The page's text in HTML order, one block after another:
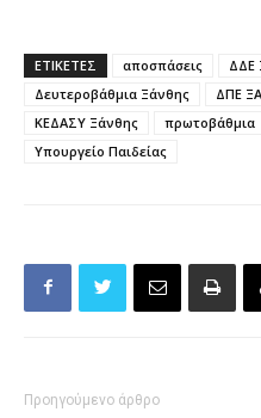
ΕΤΙΚΕΤΕΣ αποσπάσεις ΔΔΕ
Δευτεροβάθμια Ξάνθης
ΔΠΕ
ΚΕΔΑΣΥ Ξάνθης
πρωτοβάθμια
Υπουργείο Παιδείας
Προηγούμενο άρθρο